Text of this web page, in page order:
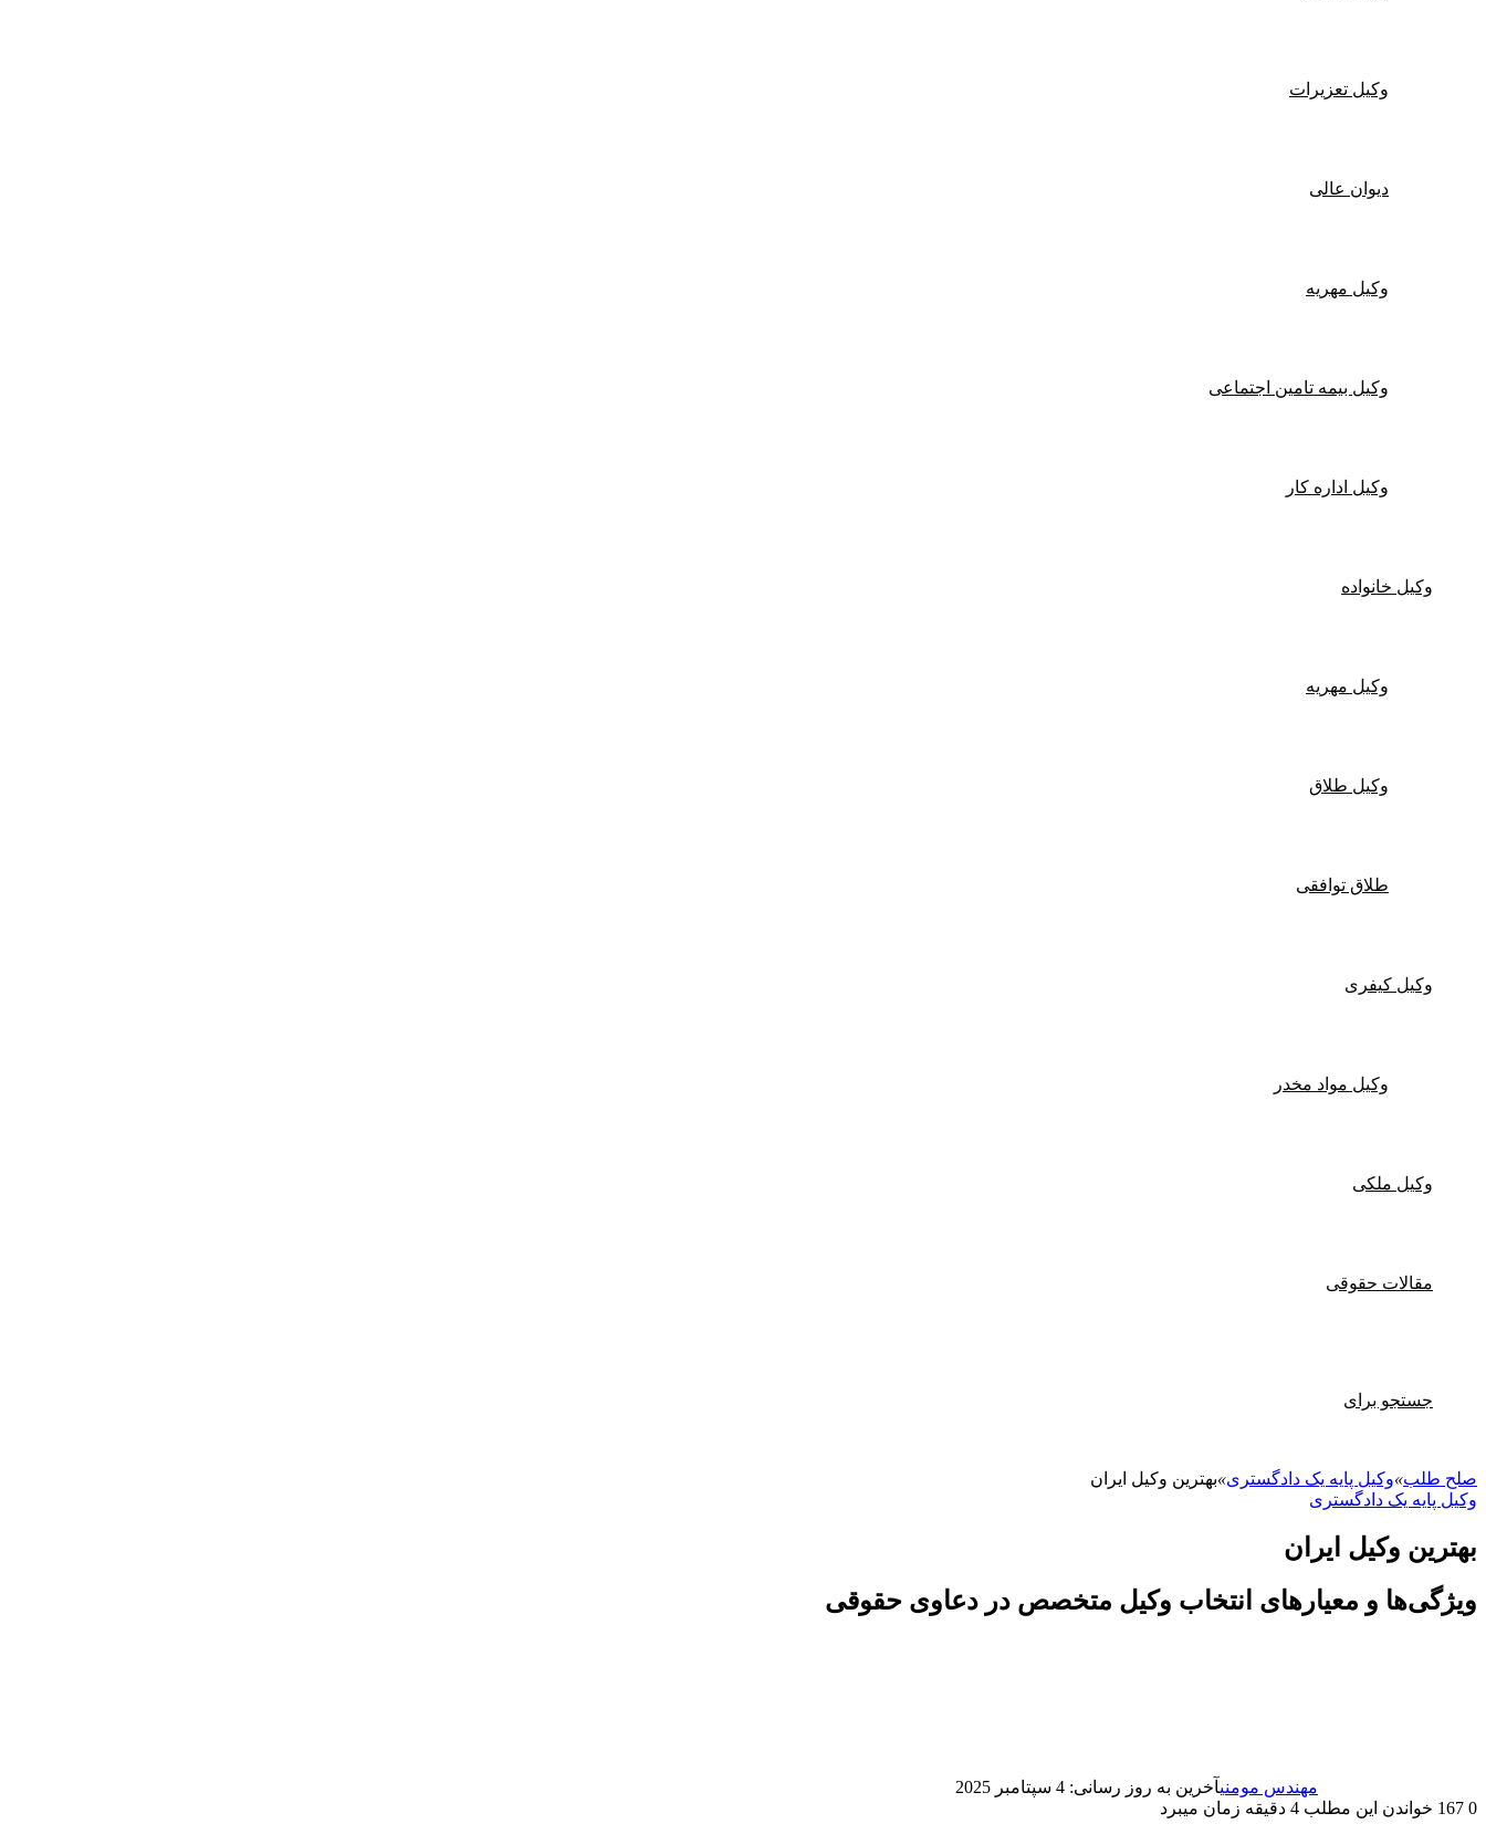
وکیل تعزیرات
دیوان عالی
وکیل مهریه
وکیل بیمه تامین اجتماعی
وکیل اداره کار
وکیل خانواده
وکیل مهریه
وکیل طلاق
طلاق توافقی
وکیل کیفری
وکیل مواد مخدر
وکیل ملکی
مقالات حقوقی
جستجو برای
صلح طلب»وکیل پایه یک دادگستری»بهترین وکیل ایران
وکیل پایه یک دادگستری
بهترین وکیل ایران
ویژگی‌ها و معیارهای انتخاب وکیل متخصص در دعاوی حقوقی
مهندس مومنیآخرین به روز رسانی: 4 سپتامبر 2025
0
خواندن این مطلب 4 دقیقه زمان میبرد